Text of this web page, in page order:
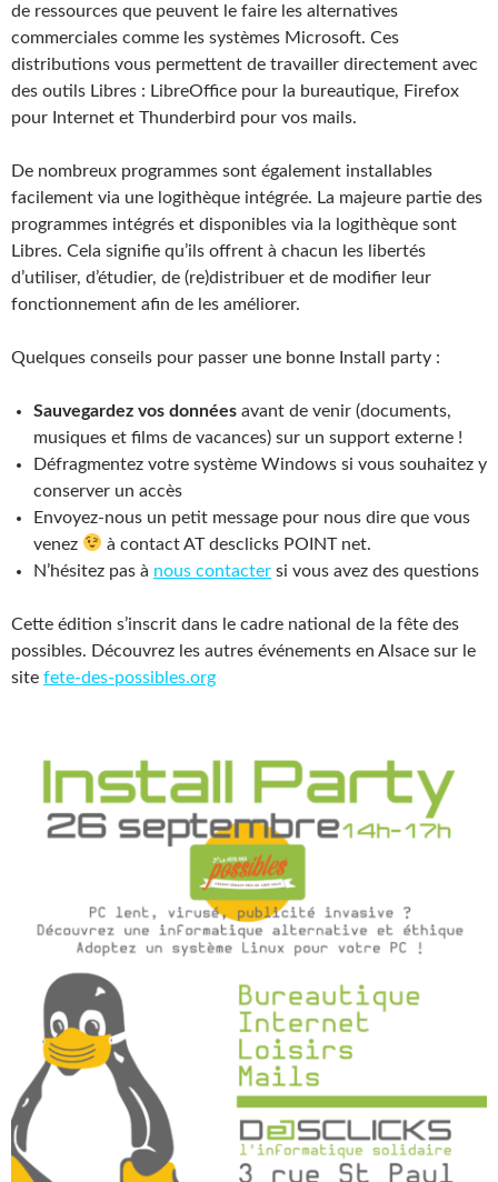
de ressources que peuvent le faire les alternatives
commerciales comme les systèmes Microsoft. Ces
distributions vous permettent de travailler directement avec
des outils Libres : LibreOffice pour la bureautique, Firefox
pour Internet et Thunderbird pour vos mails.
De nombreux programmes sont également installables
facilement via une logithèque intégrée. La majeure partie des
programmes intégrés et disponibles via la logithèque sont
Libres. Cela signifie qu’ils offrent à chacun les libertés
d’utiliser, d’étudier, de (re)distribuer et de modifier leur
fonctionnement afin de les améliorer.
Quelques conseils pour passer une bonne Install party :
Sauvegardez vos données avant de venir (documents,
musiques et films de vacances) sur un support externe !
Défragmentez votre système Windows si vous souhaitez y
conserver un accès
Envoyez-nous un petit message pour nous dire que vous
venez
à contact AT desclicks POINT net.
N’hésitez pas à nous contacter si vous avez des questions
Cette édition s’inscrit dans le cadre national de la fête des
possibles. Découvrez les autres événements en Alsace sur le
site fete-des-possibles.org